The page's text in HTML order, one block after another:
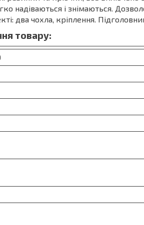
надіваються і знімаються.
два чохла, кріплення.
товару: